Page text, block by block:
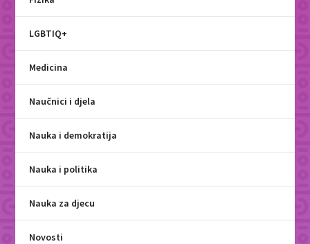
LGBTIQ+
Medicina
Naučnici i djela
Nauka i demokratija
Nauka i politika
Nauka za djecu
Novosti